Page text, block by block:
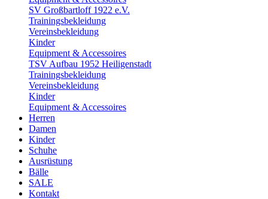
SV Großbartloff 1922 e.V.
Trainingsbekleidung
Vereinsbekleidung
Kinder
Equipment & Accessoires
TSV Aufbau 1952 Heiligenstadt
Trainingsbekleidung
Vereinsbekleidung
Kinder
Equipment & Accessoires
Herren
Damen
Kinder
Schuhe
Ausrüstung
Bälle
SALE
Kontakt